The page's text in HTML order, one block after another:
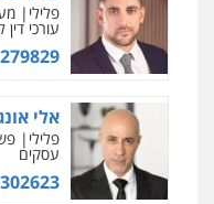
פלילי
עורכי דין
אלי
פלילי
עסקים